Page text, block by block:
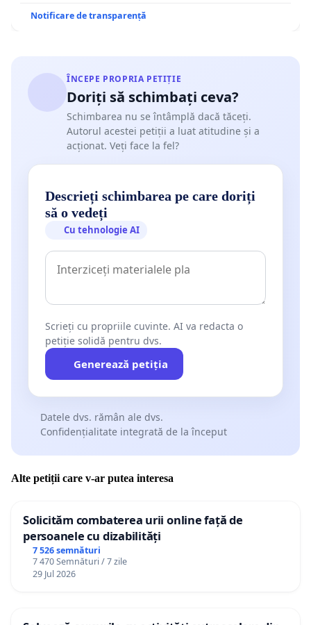
Notificare de transparență
ÎNCEPE PROPRIA PETIȚIE
Doriți să schimbați ceva?
Schimbarea nu se întâmplă dacă tăceți.
Autorul acestei petiții a luat atitudine și a
acționat. Veți face la fel?
Descrieți schimbarea pe care doriți
să o vedeți
Cu tehnologie AI
Scrieți cu propriile cuvinte. AI va redacta o
petiție solidă pentru dvs.
Generează petiția
Datele dvs. rămân ale dvs.
Confidențialitate integrată de la început
Alte petiții care v-ar putea interesa
Solicităm combaterea urii online față de
persoanele cu dizabilități
7 526 semnături
7 470 Semnături / 7 zile
29 Jul 2026